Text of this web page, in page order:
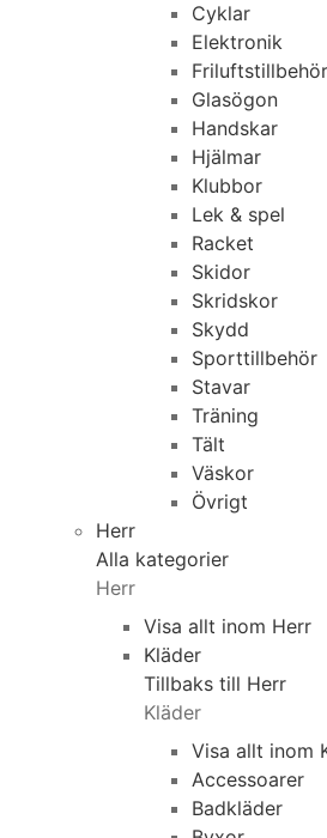
Cyklar
Elektronik
Friluftstillbehör
Glasögon
Handskar
Hjälmar
Klubbor
Lek & spel
Racket
Skidor
Skridskor
Skydd
Sporttillbehör
Stavar
Träning
Tält
Väskor
Övrigt
Herr
Alla kategorier
Herr
Visa allt inom Herr
Kläder
Tillbaks till Herr
Kläder
Visa allt inom
Accessoarer
Badkläder